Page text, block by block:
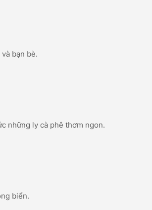
bạn bè.
những ly cà phê thơm ngon.
biển.